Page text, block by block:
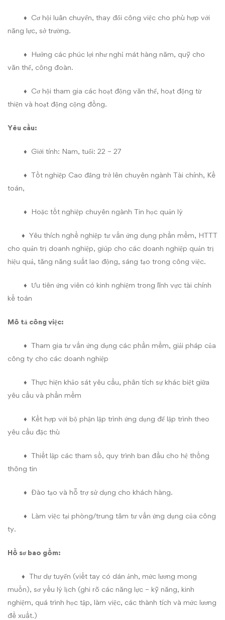
♦ Cơ hội luân chuyển, thay đổi công việc cho phù hợp với
năng lực, sở trường.
♦ Hưởng các phúc lợi như nghỉ mát hàng năm, quỹ cho
văn thể, công đoàn.
♦ Cơ hội tham gia các hoạt động văn thể, hoạt động từ
thiện và hoạt động cộng đồng.
Yêu cầu:
♦ Giới tính: Nam, tuổi: 22 – 27
♦ Tốt nghiệp Cao đẳng trở lên chuyên ngành Tài chính, Kế
toán,
♦ Hoặc tốt nghiệp chuyên ngành Tin học quản lý
♦ Yêu thích nghề nghiệp tư vấn ứng dụng phần mềm, HTTT
cho quản trị doanh nghiệp, giúp cho các doanh nghiệp quản trị
hiệu quả, tăng năng suất lao động, sáng tạo trong công việc.
♦ Ưu tiên ứng viên có kinh nghiệm trong lĩnh vực tài chính
kế toán
Mô tả công việc:
♦ Tham gia tư vấn ứng dụng các phần mềm, giải pháp của
công ty cho các doanh nghiệp
♦ Thực hiện khảo sát yêu cầu, phân tích sự khác biệt giữa
yêu cầu và phần mềm
♦ Kết hợp với bộ phận lập trình ứng dụng để lập trình theo
yêu cầu đặc thù
♦ Thiết lập các tham số, quy trình ban đầu cho hệ thống
thông tin
♦ Đào tạo và hỗ trợ sử dụng cho khách hàng.
♦ Làm việc tại phòng/trung tâm tư vấn ứng dụng của công
ty.
Hồ sơ bao gồm:
♦ Thư dự tuyển (viết tay có dán ảnh, mức lương mong
muốn), sơ yếu lý lịch (ghi rõ các năng lực – kỹ năng, kinh
nghiệm, quá trình học tập, làm việc, các thành tích và mức lương
đề xuất.)